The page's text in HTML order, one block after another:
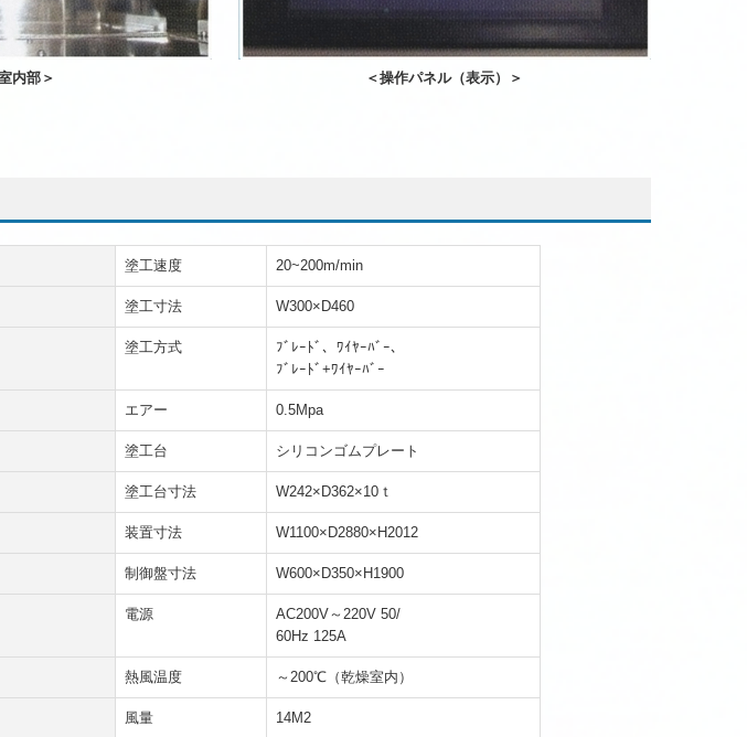
内部＞ ＜操作パネル（表示）＞
塗工速度 20~200m/min
塗工寸法 W300×D460
塗工方式
ﾌﾞﾚｰﾄﾞ、ﾜｲﾔｰﾊﾞｰ、
ﾌﾞﾚｰﾄﾞ+ﾜｲﾔｰﾊﾞｰ
エアー 0.5Mpa
塗工台 シリコンゴムプレート
塗工台寸法 W242×D362×10ｔ
装置寸法 W1100×D2880×H2012
制御盤寸法 W600×D350×H1900
電源
AC200V～220V 50/
60Hz 125A
熱風温度 ～200℃（乾燥室内）
風量 14M2